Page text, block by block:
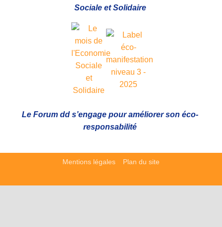
Sociale et Solidaire
Le Forum dd s’engage pour améliorer son éco-
responsabilité
Mentions légales Plan du site